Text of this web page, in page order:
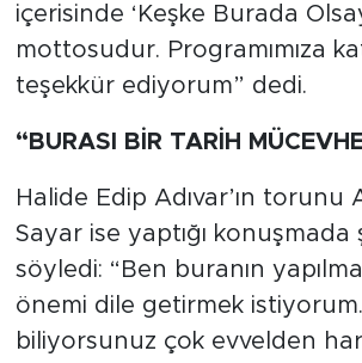
içerisinde ‘Keşke Burada
mottosudur. Programımıza
teşekkür ediyorum” dedi.
“BURASI BİR TARİH
Halide Edip Adıvar’ın torunu
Sayar ise yaptığı konuşmada
söyledi: “Ben buranın
önemi dile getirmek istiyorum.
biliyorsunuz çok evvelden